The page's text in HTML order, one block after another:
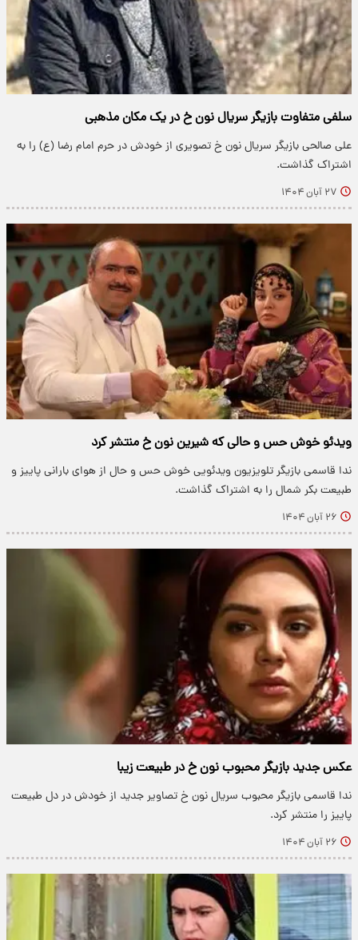
سلفی متفاوت بازیگر سریال نون خ در یک مکان مذهبی
علی صالحی بازیگر سریال نون خ تصویری از خودش در حرم امام رضا (ع) را به
اشتراک گذاشت.
۲۷ آبان ۱۴۰۴
ویدئو خوش حس و حالی که شیرین نون خ منتشر کرد
ندا قاسمی بازیگر تلویزیون ویدئویی خوش حس و حال از هوای بارانی پاییز و
طبیعت بکر شمال را به اشتراک گذاشت.
۲۶ آبان ۱۴۰۴
عکس جدید بازیگر محبوب نون خ در طبیعت زیبا
ندا قاسمی بازیگر محبوب سریال نون خ تصاویر جدید از خودش در دل طبیعت
پاییز را منتشر کرد.
۲۶ آبان ۱۴۰۴